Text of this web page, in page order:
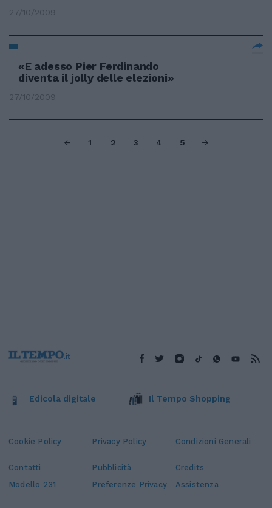
27/10/2009
«E adesso Pier Ferdinando
diventa il jolly delle elezioni»
27/10/2009
1 2 3 4 5
Cookie Policy Privacy Policy Condizioni Generali
Contatti Pubblicità
Credits
Modello 231
Preferenze Privacy Assistenza
Edicola digitale Il Tempo Shopping